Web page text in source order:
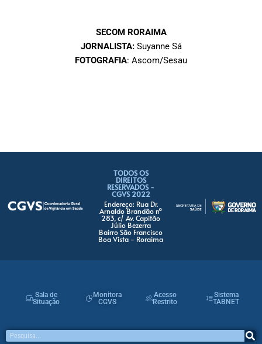
SECOM RORAIMA
JORNALISTA:Suyanne Sá
FOTOGRAFIA: Ascom/Sesau
TODOS OS
DIREITOS
RESERVADOS -
CGVS 2022
Endereço: Rua Dr.
Arnaldo Brandão nº
283, c/ Av. Capitão
Júlio Bezerra
Bairro São Francisco
Boa Vista - Roraima
Sala de
Situação
Monitora
CGVS
Acesso
Restrito
Sistema
TABNET